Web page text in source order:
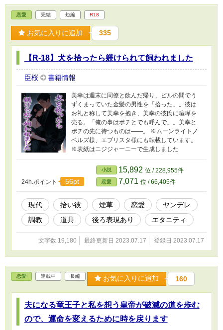
恋愛 完結 短編 R18
お気に入りに追加 335
【R-18】犬を拾ったら躾けられて飼われました
臣桜 書籍情報
美幸は週末に同僚と飲んだ帰り、ビルの間でう
ずくまっていた金髪の男性を「拾った」。彼は
お礼と称して美幸を抱き、美幸の彼氏に喧嘩を
売る。「俺の事はポチとでも呼んで」。美幸と
ポチの先に待つものは――。 ※ムーンライトノ
ベルズ様、エブリスタ様にも転載しています。
※表紙はニジジャーニーで生成しました
24h.ポイント 56pt
小説 15,892 位 / 228,955件
恋愛 7,071 位 / 66,405件
現代 拾い彼 煙草 恋愛
ヤンデレ
調教
道具 後ろ表現あり エタニティ
文字数 19,180 最終更新日 2023.07.17 登録日 2023.07.17
恋愛 連載中 長編 お気に入りに追加 160
夫になる竜王子と私を想う皇帝が破滅の道を歩む
ので、運命を変えるために時を戻ります